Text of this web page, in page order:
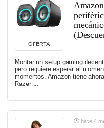
OFERTA
Montar un setup gaming
pero requiere esperar al
momentos. Amazon tiene
Razer ...
hace 4